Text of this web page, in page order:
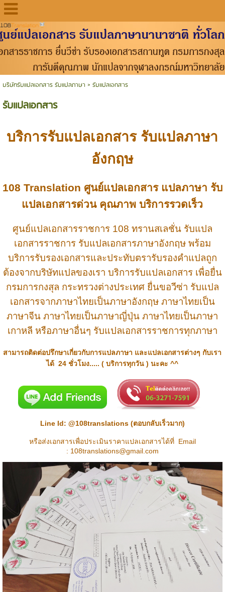
บริษัทรับแปลเอกสาร รับแปลภาษา > รับแปลเอกสาร
รับแปลเอกสาร
บริการรับแปลเอกสาร รับแปลภาษา
อังกฤษ
108 Translation ศูนย์แปลเอกสาร แปลภาษา รับ
แปลเอกสารด่วนคุณภาพ บริการรวดเร็ว
ศูนย์แปลเอกสารราชการ 108 ทรานสเลชั่น รับแปล
เอกสารราชการ รับแปลเอกสารภาษาอังกฤษพร้อม
บริการรับรองเอกสารและประทับตรารับรองคำแปลถูก
ต้องจากบริษัทแปลของเรา บริการรับแปลเอกสาร เพื่อยื่น
กรมการกงสุล กระทรวงต่างประเทศ ยื่นขอวีซ่า รับแปล
เอกสารจากภาษาไทยเป็นภาษาอังกฤษ ภาษาไทยเป็น
ภาษาจีน ภาษาไทยเป็นภาษาญี่ปุ่น ภาษาไทยเป็นภาษา
เกาหลี หรือภาษาอื่นๆ รับแปลเอกสารราชการทุกภาษา
สามารถติดต่อปรึกษาเกี่ยวกับการแปลภาษา และแปลเอกสารต่างๆ กับเรา
ได้24 ชั่วโมง.....( บริการทุกวัน ) นะคะ ^^
Line Id: @108translations(ตอบกลับเร็วมาก)
หรือส่งเอกสารเพื่อประเมินราคาแปลเอกสารได้ที่ Email
: 108translations@gmail.com